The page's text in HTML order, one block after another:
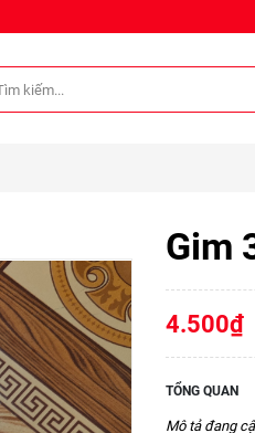
Gim
4.500₫
TỔNG QUAN
Mô tả đang